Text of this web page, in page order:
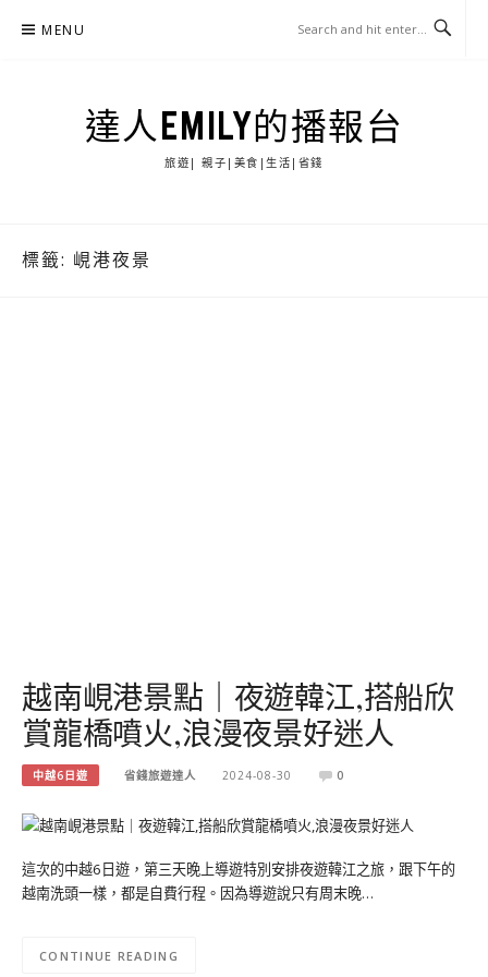
MENU
達人EMILY的播報台
旅遊| 親子|美食|生活|省錢
標籤: 峴港夜景
越南峴港景點｜夜遊韓江,搭船欣
賞龍橋噴火,浪漫夜景好迷人
中越6日遊 省錢旅遊達人 2024-08-30 0
這次的中越6日遊，第三天晚上導遊特別安排夜遊韓江之旅，跟下午的
越南洗頭一樣，都是自費行程。因為導遊說只有周末晚…
CONTINUE READING